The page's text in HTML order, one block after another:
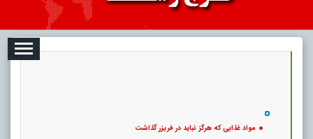
مواد غذایی که هرگز نباید در فریزر گذاشت